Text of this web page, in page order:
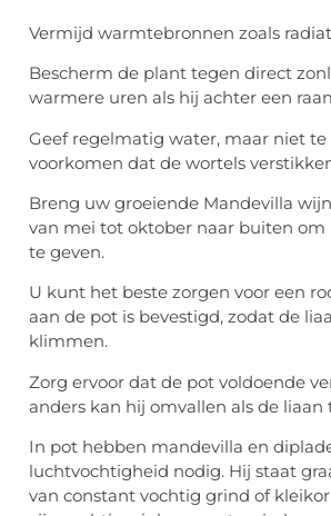
Vermijd warmtebronnen zoals
Bescherm de plant tegen direct
warmere uren als hij achter een
Geef regelmatig water, maar niet te
voorkomen dat de wortels
Breng uw groeiende Mandevilla
van mei tot oktober naar buiten om
te geven.
U kunt het beste zorgen voor een
aan de pot is bevestigd, zodat de
klimmen.
Zorg ervoor dat de pot voldoende
anders kan hij omvallen als de
In pot hebben mandevilla en
luchtvochtigheid nodig. Hij staat
van constant vochtig grind of